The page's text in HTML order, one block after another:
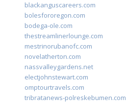
blackanguscareers.com
bolesfororegon.com
bodega-ole.com
thestreamlinerlounge.com
mestrinorubanofc.com
novelatherton.com
nassvalleygardens.net
electjohnstewart.com
omptourtravels.com
tribratanews-polreskebumen.com